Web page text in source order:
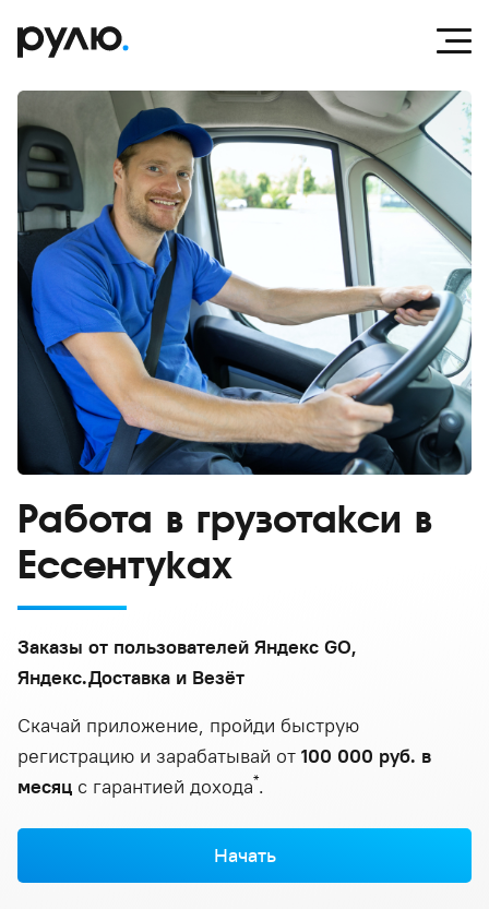
Работа в грузотакси в
Ессентуках
Заказы от пользователей Яндекс GO,
Яндекс.Доставка и Везёт
Скачай приложение, пройди быструю
регистрацию и зарабатывай от 100 000 руб. в
месяц с гарантией дохода*.
Начать